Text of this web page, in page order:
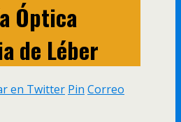
Óptica
de Léber
en Twitter Pin Correo